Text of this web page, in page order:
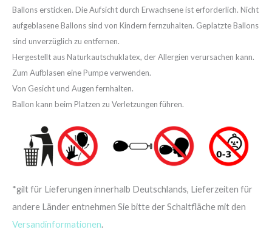
Ballons ersticken. Die Aufsicht durch Erwachsene ist erforderlich. Nicht
aufgeblasene Ballons sind von Kindern fernzuhalten. Geplatzte Ballons
sind unverzüglich zu entfernen.
Hergestellt aus Naturkautschuklatex, der Allergien verursachen kann.
Zum Aufblasen eine Pumpe verwenden.
Von Gesicht und Augen fernhalten.
Ballon kann beim Platzen zu Verletzungen führen.
*gilt für Lieferungen innerhalb Deutschlands, Lieferzeiten für
andere Länder entnehmen Sie bitte der Schaltfläche mit den
Versandinformationen.